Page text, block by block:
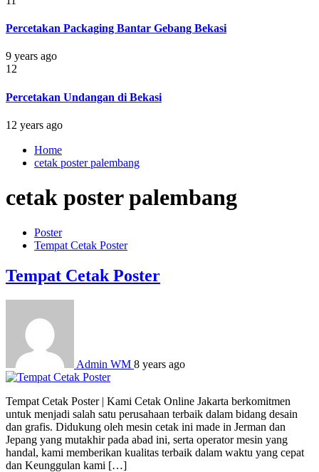
Percetakan Packaging Bantar Gebang Bekasi
9 years ago
12
Percetakan Undangan di Bekasi
12 years ago
Home
cetak poster palembang
cetak poster palembang
Poster
Tempat Cetak Poster
Tempat Cetak Poster
Admin WM 8 years ago
Tempat Cetak Poster | Kami Cetak Online Jakarta berkomitmen
untuk menjadi salah satu perusahaan terbaik dalam bidang desain
dan grafis. Didukung oleh mesin cetak ini made in Jerman dan
Jepang yang mutakhir pada abad ini, serta operator mesin yang
handal, kami memberikan kualitas terbaik dalam waktu yang cepat
dan Keunggulan kami […]